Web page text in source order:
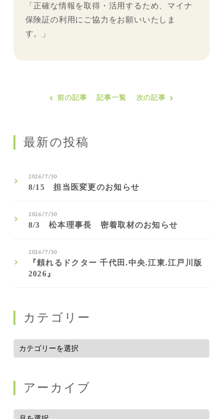
「正確な情報を取得・活用するため、マイナ
保険証の利用にご協力をお願いいたしま
す。」
前の記事 記事一覧 次の記事
最新の投稿
2026/7/30
8/15 担当医変更のお知らせ
2026/7/30
8/3 松本理事長 密着取材のお知らせ
2026/7/30
『頼れるドクター 千代田.中央.江東.江戸川版
2026』
カテゴリー
アーカイブ